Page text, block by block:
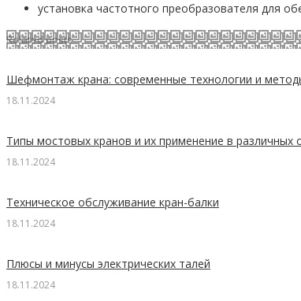
установка частотного преобразователя для
Related posts
Шефмонтаж крана: современные технологии и
18.11.2024
Типы мостовых кранов и их применение в различных
18.11.2024
Техническое обслуживание кран-балки
18.11.2024
Плюсы и минусы электрических талей
18.11.2024